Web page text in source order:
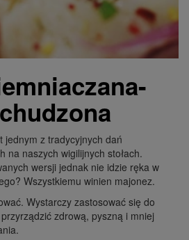
jednym z tradycyjnych dań
na naszych wigilijnych stołach.
wersji jednak nie idzie ręka w
Wszystkiemu winien majonez.
Wystarczy zastosować się do
zdrową, pyszną i mniej